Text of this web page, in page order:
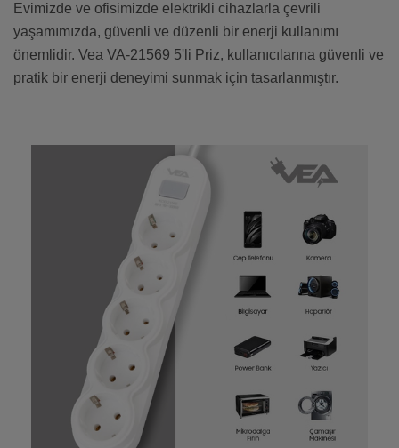
Evimizde ve ofisimizde elektrikli cihazlarla çevrili
yaşamımızda, güvenli ve düzenli bir enerji kullanımı
önemlidir. Vea VA-21569 5'li Priz, kullanıcılarına güvenli ve
pratik bir enerji deneyimi sunmak için tasarlanmıştır.